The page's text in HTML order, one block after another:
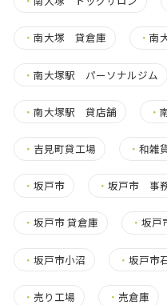
・ 南大塚 貸倉庫 ・南
・ 南大塚駅 パーソナルジム
・ 南大塚駅 貸店舗 ・
・ 吉見町貸工場 ・和雑
・ 坂戸市 ・坂戸市 事
・ 坂戸市 貸倉庫 ・坂
・ 坂戸市小沼 ・坂戸市
・ 売り工場 ・ 売倉庫